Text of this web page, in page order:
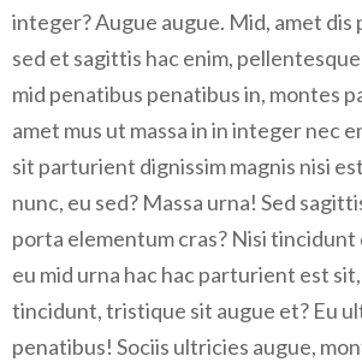
integer? Augue augue. Mid, amet dis
sed et sagittis hac enim,
mid penatibus penatibus in, montes
amet mus ut massa in in integer nec
sit parturient dignissim magnis nisi
nunc, eu sed? Massa urna! Sed
porta elementum cras? Nisi tincidunt
eu mid urna hac hac parturient est
tincidunt, tristique sit augue et? Eu
penatibus! Sociis ultricies augue,